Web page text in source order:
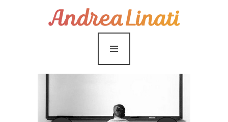
¿Cómo funciona?
Servicios
Coaching Gratis
Contáctame